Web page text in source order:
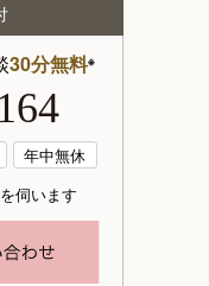
30分無料※
年中無休
伺います